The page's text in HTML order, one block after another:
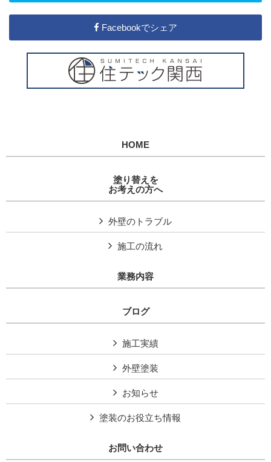
Facebookでシェア
HOME
塗り替えを
お考えの方へ
外壁のトラブル
施工の流れ
業務内容
ブログ
施工実績
外壁塗装
お知らせ
塗装のお役立ち情報
お問い合わせ